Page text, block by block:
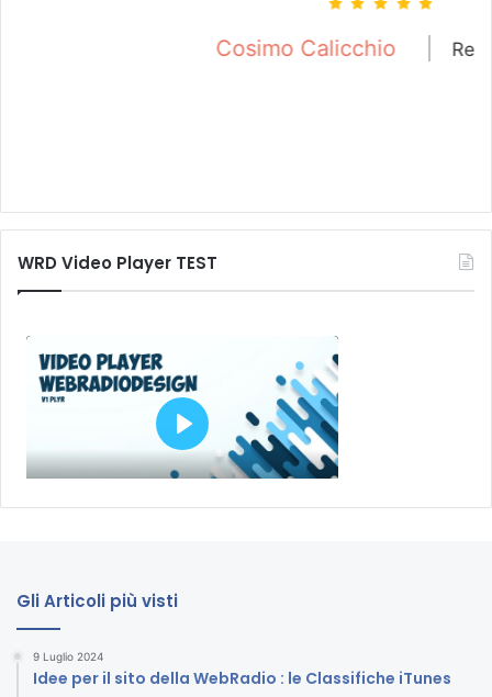
Cosimo Calicchio Redazione
WRD Video Player TEST
Gli Articoli più visti
9 Luglio 2024
Idee per il sito della WebRadio : le Classifiche iTunes